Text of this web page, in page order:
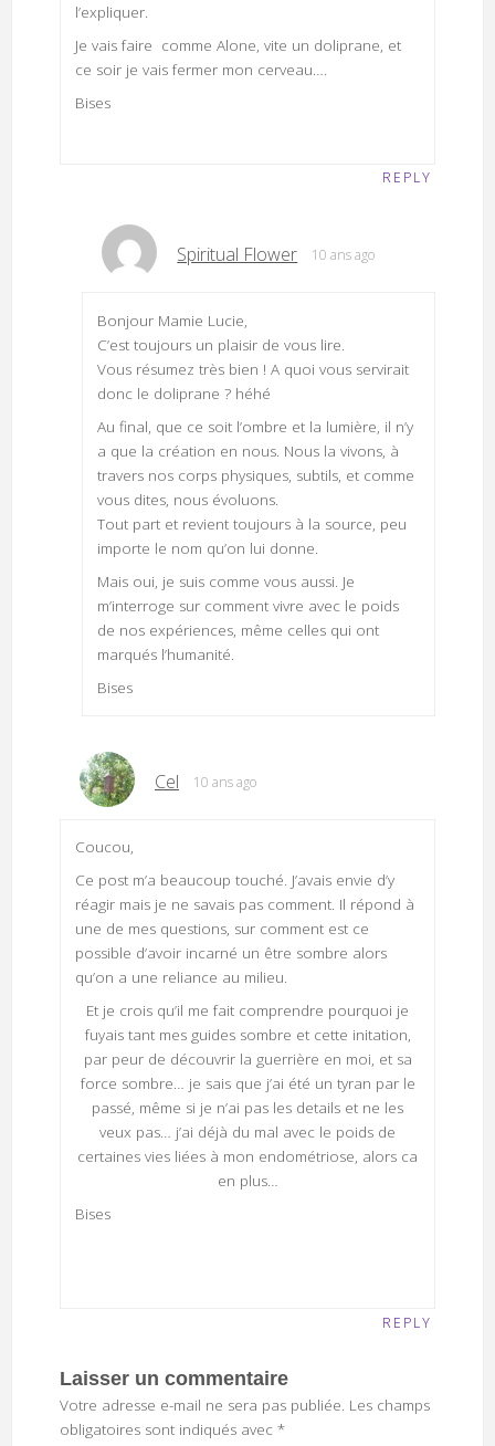
l’expliquer.
Je vais faire comme Alone, vite un doliprane, et
ce soir je vais fermer mon cerveau….
Bises
REPLY
Spiritual Flower 10 ans ago
Bonjour Mamie Lucie,
C’est toujours un plaisir de vous lire.
Vous résumez très bien ! A quoi vous servirait
donc le doliprane ? héhé
Au final, que ce soit l’ombre et la lumière, il n’y
a que la création en nous. Nous la vivons, à
travers nos corps physiques, subtils, et comme
vous dites, nous évoluons.
Tout part et revient toujours à la source, peu
importe le nom qu’on lui donne.
Mais oui, je suis comme vous aussi. Je
m’interroge sur comment vivre avec le poids
de nos expériences, même celles qui ont
marqués l’humanité.
Bises
Cel 10 ans ago
Coucou,
Ce post m’a beaucoup touché. J’avais envie d’y
réagir mais je ne savais pas comment. Il répond à
une de mes questions, sur comment est ce
possible d’avoir incarné un être sombre alors
qu’on a une reliance au milieu.
Et je crois qu’il me fait comprendre pourquoi je
fuyais tant mes guides sombre et cette initation,
par peur de découvrir la guerrière en moi, et sa
force sombre… je sais que j’ai été un tyran par le
passé, même si je n’ai pas les details et ne les
veux pas… j’ai déjà du mal avec le poids de
certaines vies liées à mon endométriose, alors ca
en plus…
Bises
REPLY
Laisser un commentaire
Votre adresse e-mail ne sera pas publiée. Les champs
obligatoires sont indiqués avec *